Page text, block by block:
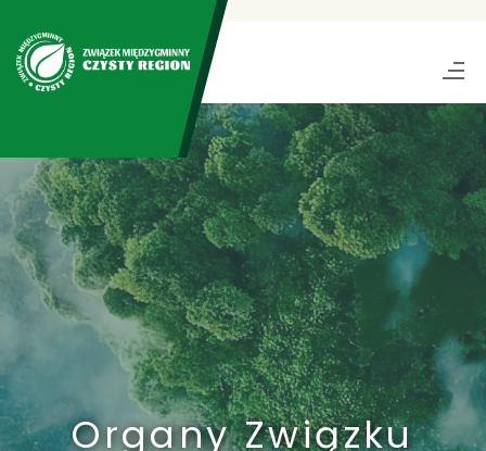
Organy Związku